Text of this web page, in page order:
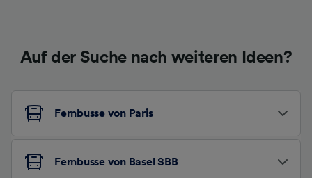
Auf der Suche nach weiteren Ideen?
Fernbusse von Paris
Fernbusse von Basel SBB